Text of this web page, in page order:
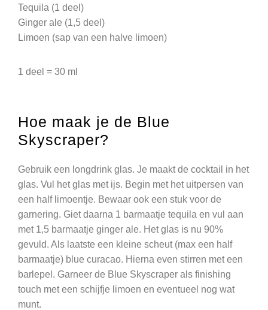
Tequila (1 deel)
Ginger ale (1,5 deel)
Limoen (sap van een halve limoen)
1 deel = 30 ml
Hoe maak je de Blue
Skyscraper?
Gebruik een longdrink glas. Je maakt de cocktail in het
glas. Vul het glas met ijs. Begin met het uitpersen van
een half limoentje. Bewaar ook een stuk voor de
garnering. Giet daarna 1 barmaatje tequila en vul aan
met 1,5 barmaatje ginger ale. Het glas is nu 90%
gevuld. Als laatste een kleine scheut (max een half
barmaatje) blue curacao. Hierna even stirren met een
barlepel. Garneer de Blue Skyscraper als finishing
touch met een schijfje limoen en eventueel nog wat
munt.